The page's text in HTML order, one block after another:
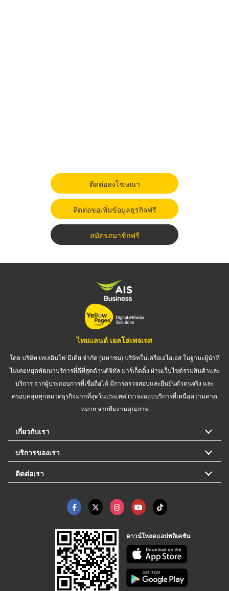
ติดต่อลงโฆษณา
ติดต่อขอเพิ่มข้อมูลธุรกิจฟรี
สมัครสมาชิกฟรี
ไทยแลนด์ เยลโล่เพจเจส
โดย บริษัท เทเลอินโฟ มีเดีย จำกัด (มหาชน) บริษัทในเครือเอไอเอส ในฐานะผู้นำที่
ไม่เคยหยุดพัฒนาบริการที่ดีที่สุดด้านดิจิทัล มาร์เก็ตติ้ง ผ่านเว็บไซต์รวมสินค้าและ
บริการ จากผู้ประกอบการที่เชื่อถือได้ มีการตรวจสอบและยืนยันตัวตนจริง และ
ครอบคลุมทุกหมวดธุรกิจมากที่สุดในประเทศ เราจะมอบบริการที่เหนือความคาด
หมาย จากทีมงานคุณภาพ
เกี่ยวกับเรา
บริการของเรา
ติดต่อเรา
ดาวน์โหลดแอปพลิเคชัน